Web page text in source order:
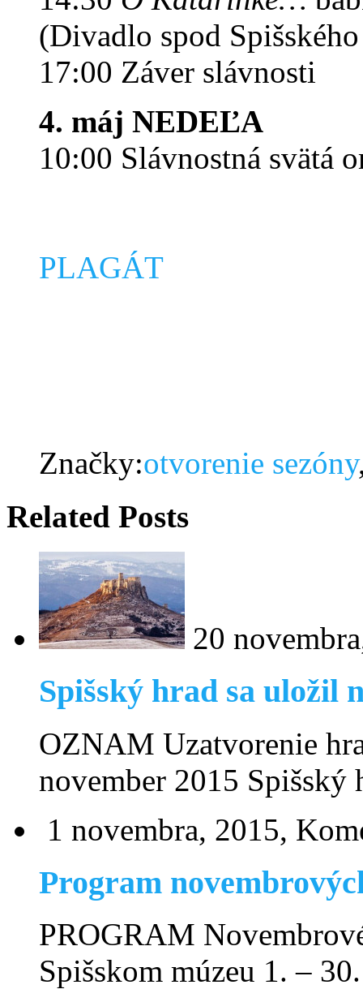
(Divadlo spod
17:00 Záver slávnosti
4. máj NEDEĽA
10:00 Slávnostná svätá
PLAGÁT
Značky:otvorenie sezóny
Related Posts
20
Spišský hrad sa uložil
OZNAM Uzatvorenie
november 2015
1 novembra, 2015,
Program
PROGRAM
Spišskom múzeu 1. –